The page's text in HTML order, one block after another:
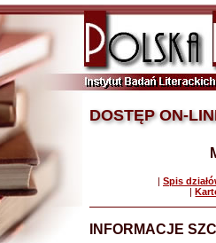
DOSTĘP ON-
| Spis
|
INFORMACJE